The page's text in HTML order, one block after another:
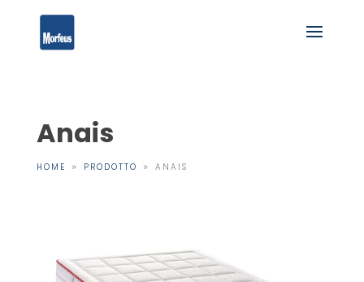
Anais
HOME 9 PRODOTTO 9 ANAIS